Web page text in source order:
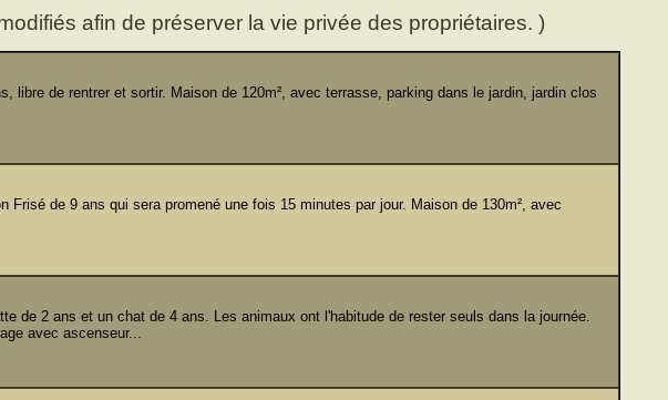
afin de préserver la vie privée des propriétaires. )
libre de rentrer et sortir. Maison de 120m², avec terrasse, parking dans le jardin, jardin clos
Frisé de 9 ans qui sera promené une fois 15 minutes par jour. Maison de 130m², avec
de 2 ans et un chat de 4 ans. Les animaux ont l'habitude de rester seuls dans la journée.
avec ascenseur...